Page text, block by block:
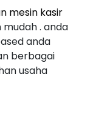
mesin kasir
. anda
anda
berbagai
usaha